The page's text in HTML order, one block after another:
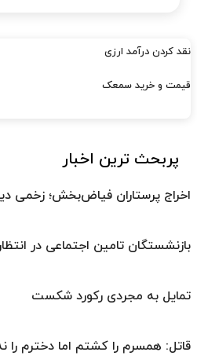
نقد کردن درآمد ارزی
قیمت و خرید سمعک
پربحث ترین اخبار
اخراج پرستاران فیاض‌بخش؛ زخمی
بازنشستگان تامین اجتماعی در
تمایل به مجردی رکورد شکست
قاتل: همسرم را کشتم اما دخترم را